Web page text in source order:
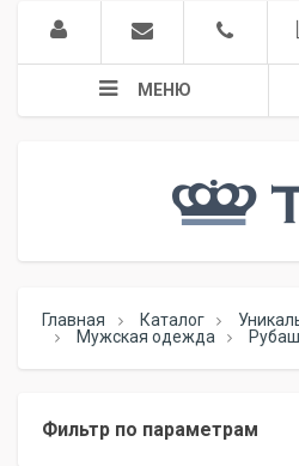
МЕНЮ
Главная Каталог
Мужская одежда
Фильтр по параметрам